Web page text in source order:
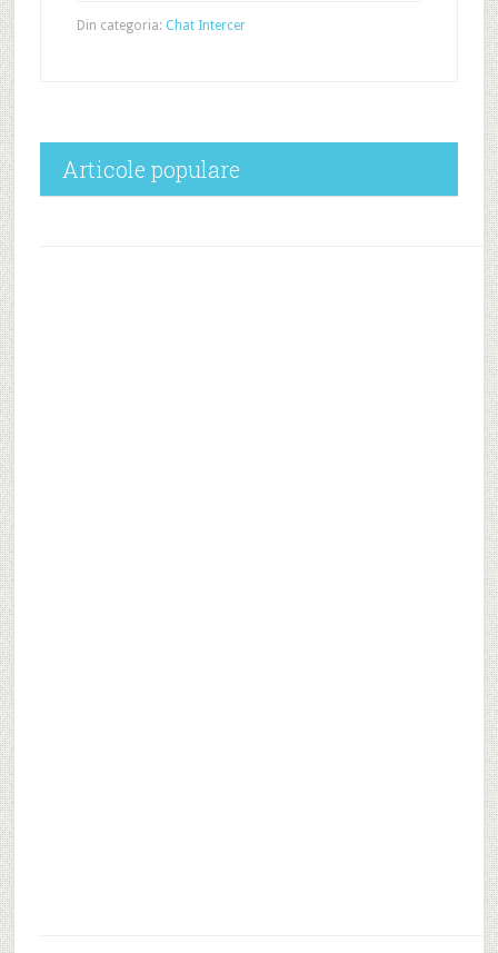
Din categoria: Chat Intercer
Articole populare